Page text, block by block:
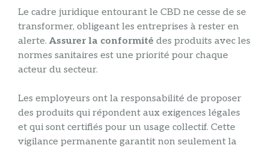
Le cadre juridique entourant le CBD ne cesse de se
transformer, obligeant les entreprises à rester en
alerte. Assurer la conformité des produits avec les
normes sanitaires est une priorité pour chaque
acteur du secteur.
Les employeurs ont la responsabilité de proposer
des produits qui répondent aux exigences légales
et qui sont certifiés pour un usage collectif. Cette
vigilance permanente garantit non seulement la